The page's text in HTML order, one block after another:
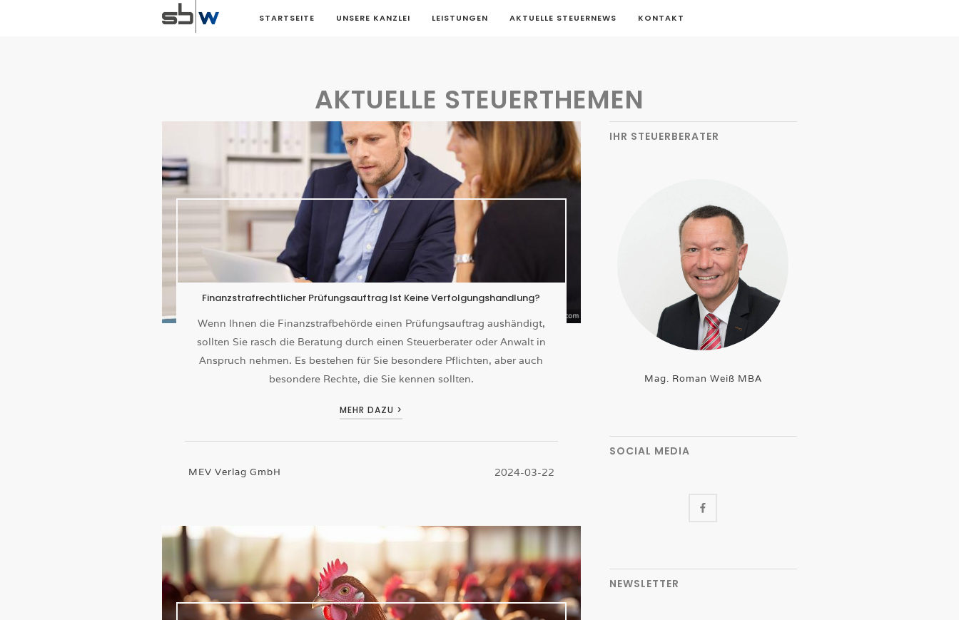
STARTSEITE UNSERE KANZLEI LEISTUNGEN AKTUELLE STEUERNEWS KONTAKT
AKTUELLE STEUERTHEMEN
Finanzstrafrechtlicher Prüfungsauftrag Ist Keine Verfolgungshandlung?
Wenn Ihnen die Finanzstrafbehörde einen Prüfungsauftrag aushändigt,
sollten Sie rasch die Beratung durch einen Steuerberater oder Anwalt in
Anspruch nehmen. Es bestehen für Sie besondere Pflichten, aber auch
besondere Rechte, die Sie kennen sollten.
MEHR DAZU >
MEV Verlag GmbH 2024-03-22
IHR STEUERBERATER
Mag. Roman Weiß MBA
SOCIAL MEDIA
NEWSLETTER